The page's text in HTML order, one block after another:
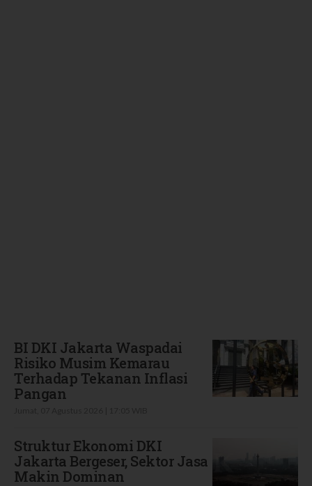
BI DKI Jakarta Waspadai
Risiko Musim Kemarau
Terhadap Tekanan Inflasi
Pangan
Struktur Ekonomi DKI
Jakarta Bergeser, Sektor Jasa
Makin Dominan